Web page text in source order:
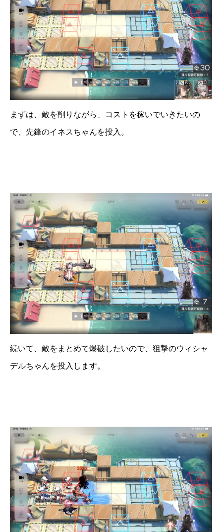
まずは、敵を削りながら、コストを稼いでいきたいの
で、先鋒のイネスちゃんを投入。
続いて、敵をまとめて爆破したいので、狙撃のウィシャ
デルちゃんを投入します。